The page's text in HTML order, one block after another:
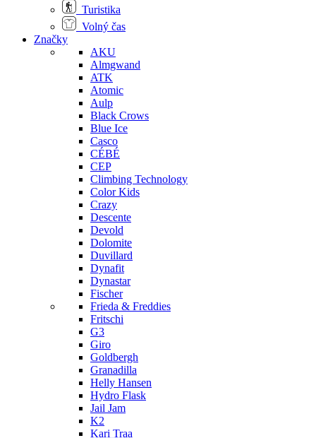
Turistika
Volný čas
Značky
AKU
Almgwand
ATK
Atomic
Aulp
Black Crows
Blue Ice
Casco
CÉBÉ
CEP
Climbing Technology
Color Kids
Crazy
Descente
Devold
Dolomite
Duvillard
Dynafit
Dynastar
Fischer
Frieda & Freddies
Fritschi
G3
Giro
Goldbergh
Granadilla
Helly Hansen
Hydro Flask
Jail Jam
K2
Kari Traa